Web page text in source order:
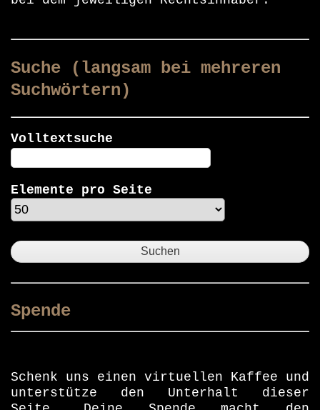
Suche (langsam bei mehreren
Suchwörtern)
Volltextsuche
Elemente pro Seite
Spende
Schenk uns einen virtuellen Kaffee und
unterstütze den Unterhalt dieser